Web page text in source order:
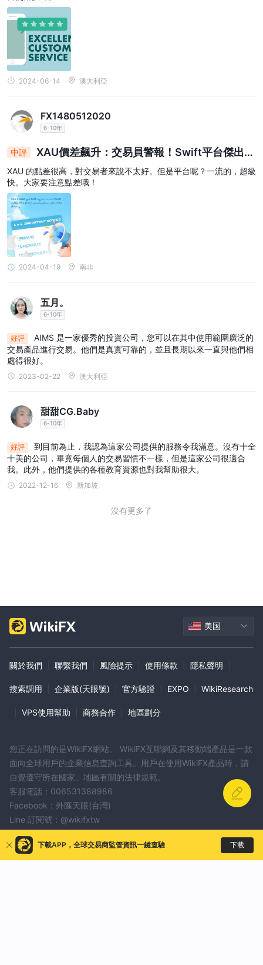
2024-06-14 澳大利亞
FX1480512020
6-10年
中評
XAU價差飆升：交易員警報！Swift平台傑出，
價差受到審查
XAU 的點差很高，對交易者來說不太好。但是平台呢？一流的，超級
快。大家要注意點差哦！
2024-04-19 南非
五月。
6-10年
好評
AIMS 是一家優秀的投資公司，您可以在其中使用範圍廣泛的
交易產品進行交易。他們是真實可靠的，並且長期以來一直與他們相
處得很好。
2023-02-22 澳大利亞
甜甜CG.Baby
6-10年
好評
到目前為止，我認為這家公司提供的服務令我滿意。沒有十全
十美的公司，畢竟每個人的交易習慣不一樣，但是這家公司很適合
我。此外，他們提供的各種教育資源也對我幫助很大。
2022-12-16 新加坡
沒有更多了
美国
關於我們 聯繫我們 風險提示 使用條款 隱私聲明
搜索調用 企業版(天眼號) 官方驗證 EXPO WikiResearch
VPS使用幫助 商務合作 地區劃分
您正在訪問的是WikiFX網站。 WikiFX互聯網及其移動端產品是一款
面向全球用戶的企業信息查詢工具。用戶在使用WikiFX產品時，請
自覺遵守所在國家、地區有關的法律規範。
客服電話：006531388986
Facebook：外匯天眼(台灣)
Line 訂閱號：@wikifxtw
商務合作：business@wikifx.com
下載APP，全球交易商監管資訊一鍵查驗 下載